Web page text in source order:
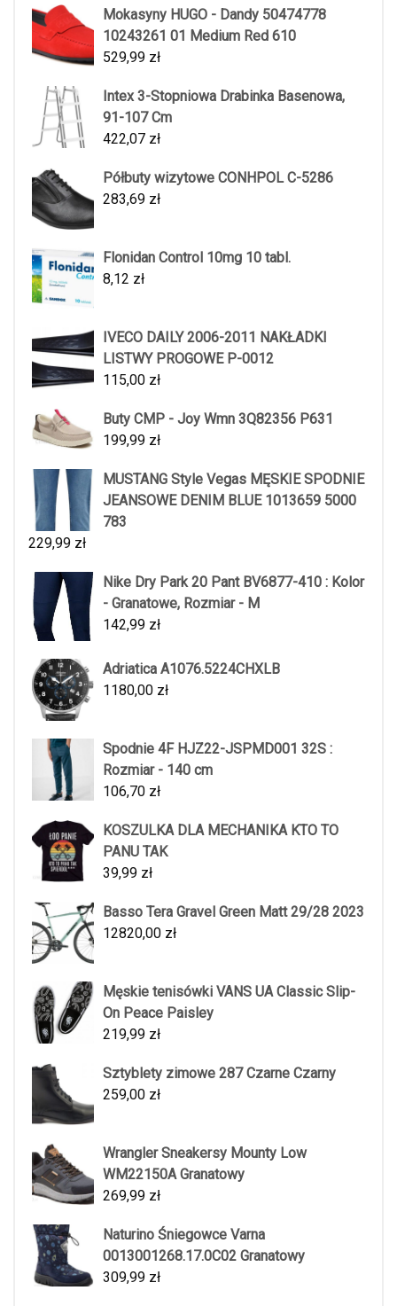
Mokasyny HUGO - Dandy 50474778
10243261 01 Medium Red 610
529,99 zł
Intex 3-Stopniowa Drabinka Basenowa,
91-107 Cm
422,07 zł
Półbuty wizytowe CONHPOL C-5286
283,69 zł
Flonidan Control 10mg 10 tabl.
8,12 zł
IVECO DAILY 2006-2011 NAKŁADKI
LISTWY PROGOWE P-0012
115,00 zł
Buty CMP - Joy Wmn 3Q82356 P631
199,99 zł
MUSTANG Style Vegas MĘSKIE SPODNIE
JEANSOWE DENIM BLUE 1013659 5000
783
229,99 zł
Nike Dry Park 20 Pant BV6877-410 : Kolor
- Granatowe, Rozmiar - M
142,99 zł
Adriatica A1076.5224CHXLB
1180,00 zł
Spodnie 4F HJZ22-JSPMD001 32S :
Rozmiar - 140 cm
106,70 zł
KOSZULKA DLA MECHANIKA KTO TO
PANU TAK
39,99 zł
Basso Tera Gravel Green Matt 29/28 2023
12820,00 zł
Męskie tenisówki VANS UA Classic Slip-
On Peace Paisley
219,99 zł
Sztyblety zimowe 287 Czarne Czarny
259,00 zł
Wrangler Sneakersy Mounty Low
WM22150A Granatowy
269,99 zł
Naturino Śniegowce Varna
0013001268.17.0C02 Granatowy
309,99 zł